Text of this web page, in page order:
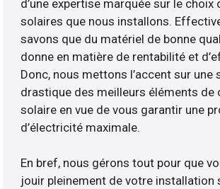
d’une expertise marquée sur le choix
solaires que nous installons.
savons que du matériel de bonne
donne en matière de rentabilité et
Donc, nous mettons l’accent sur une
drastique des meilleurs éléments de
solaire en vue de vous garantir une
d’électricité maximale.
En bref, nous gérons tout pour que
jouir pleinement de votre installation